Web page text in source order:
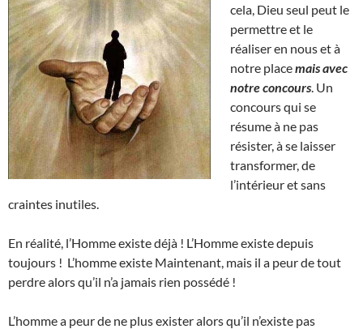
cela, Dieu seul peut le
permettre et le
réaliser en nous et à
notre placemais avec
notre concours . Un
concours qui se
résume à ne pas
résister, à se laisser
transformer, de
l’intérieur et sans
craintes inutiles.
En réalité, l’Homme existe déjà ! L’Homme existe depuis
toujours ! L’homme existe Maintenant, mais il a peur de tout
perdre alors qu’il n’a jamais rien possédé !
L’homme a peur de ne plus exister alors qu’il n’existe pas